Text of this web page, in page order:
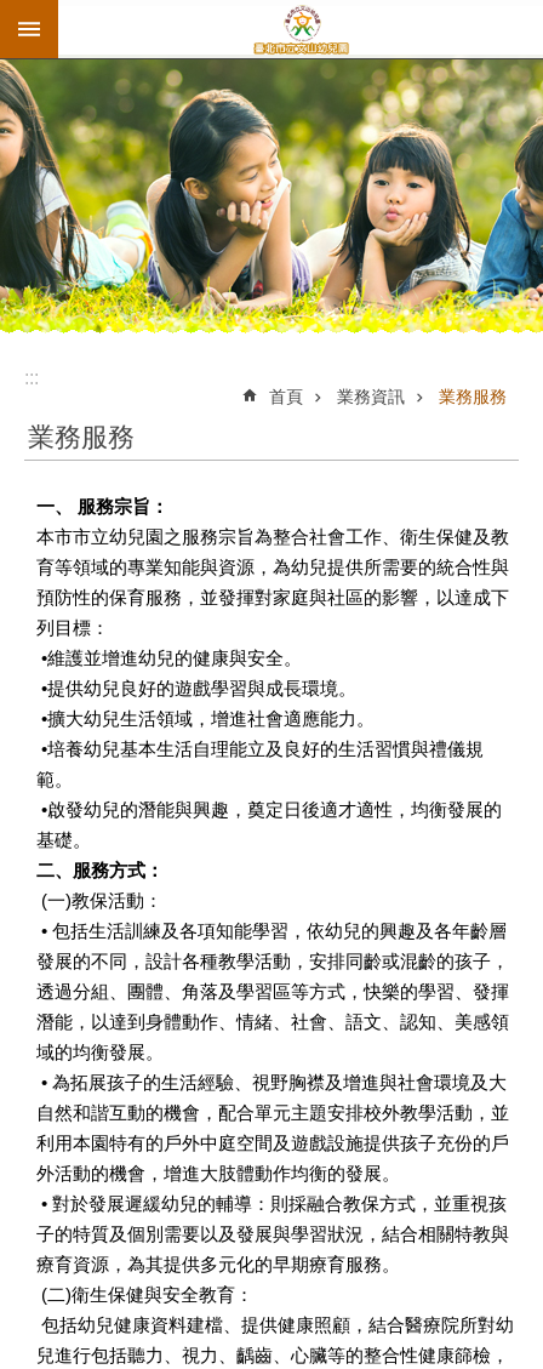
跳到主要內容區塊
:::
首頁 業務資訊 業務服務
業務服務
一、 服務宗旨：
本市市立幼兒園之服務宗旨為整合社會工作、衛生保健及教
育等領域的專業知能與資源，為幼兒提供所需要的統合性與
預防性的保育服務，並發揮對家庭與社區的影響，以達成下
列目標：
•維護並增進幼兒的健康與安全。
•提供幼兒良好的遊戲學習與成長環境。
•擴大幼兒生活領域，增進社會適應能力。
•培養幼兒基本生活自理能立及良好的生活習慣與禮儀規
範。
•啟發幼兒的潛能與興趣，奠定日後適才適性，均衡發展的
基礎。
二、服務方式：
(一)教保活動：
• 包括生活訓練及各項知能學習，依幼兒的興趣及各年齡層
發展的不同，設計各種教學活動，安排同齡或混齡的孩子，
透過分組、團體、角落及學習區等方式，快樂的學習、發揮
潛能，以達到身體動作、情緒、社會、語文、認知、美感領
域的均衡發展。
• 為拓展孩子的生活經驗、視野胸襟及增進與社會環境及大
自然和諧互動的機會，配合單元主題安排校外教學活動，並
利用本園特有的戶外中庭空間及遊戲設施提供孩子充份的戶
外活動的機會，增進大肢體動作均衡的發展。
• 對於發展遲緩幼兒的輔導：則採融合教保方式，並重視孩
子的特質及個別需要以及發展與學習狀況，結合相關特教與
療育資源，為其提供多元化的早期療育服務。
(二)衛生保健與安全教育：
包括幼兒健康資料建檔、提供健康照顧，結合醫療院所對幼
兒進行包括聽力、視力、齲齒、心臟等的整合性健康篩檢，